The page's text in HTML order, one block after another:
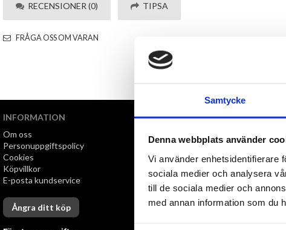
Samtycke
Denna webbplats använder
Vi använder enhetsidentifierare
sociala medier och analysera
till de sociala medier och
med annan information som du
RECENSIONER (0) TIPSA
FRÅGA OSS OM VARAN
INFORMATION
Om oss
Personuppgiftspolicy
Cookies
Köpvillkor
E-posta kundservice
Ångra ditt köp
VI ERBJUDER
Snabb leverans
Öppet köp i 30 dagar